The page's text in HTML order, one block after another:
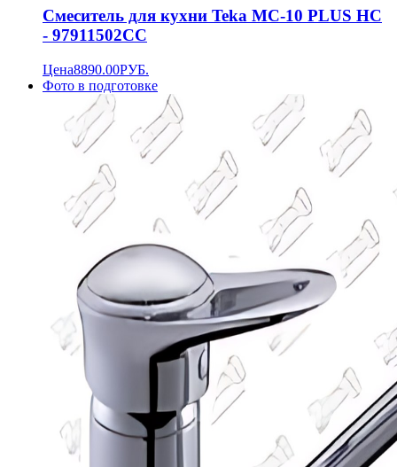
Смеситель для кухни Teka MC-10 PLUS HC
- 97911502CC
Цена8890.00РУБ.
Фото в подготовке